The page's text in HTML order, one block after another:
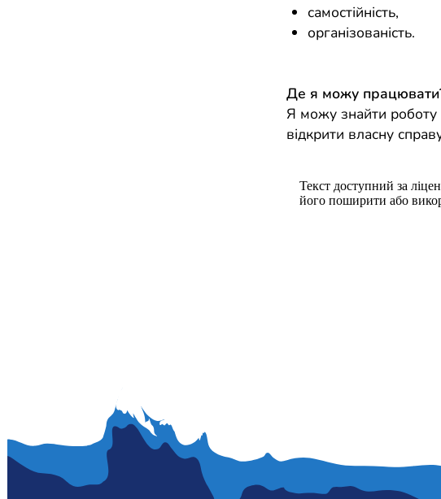
самостійність,
організованість.
Де я можу
Я можу знайти роботу
відкрити власну
Текст доступний за
його поширити або